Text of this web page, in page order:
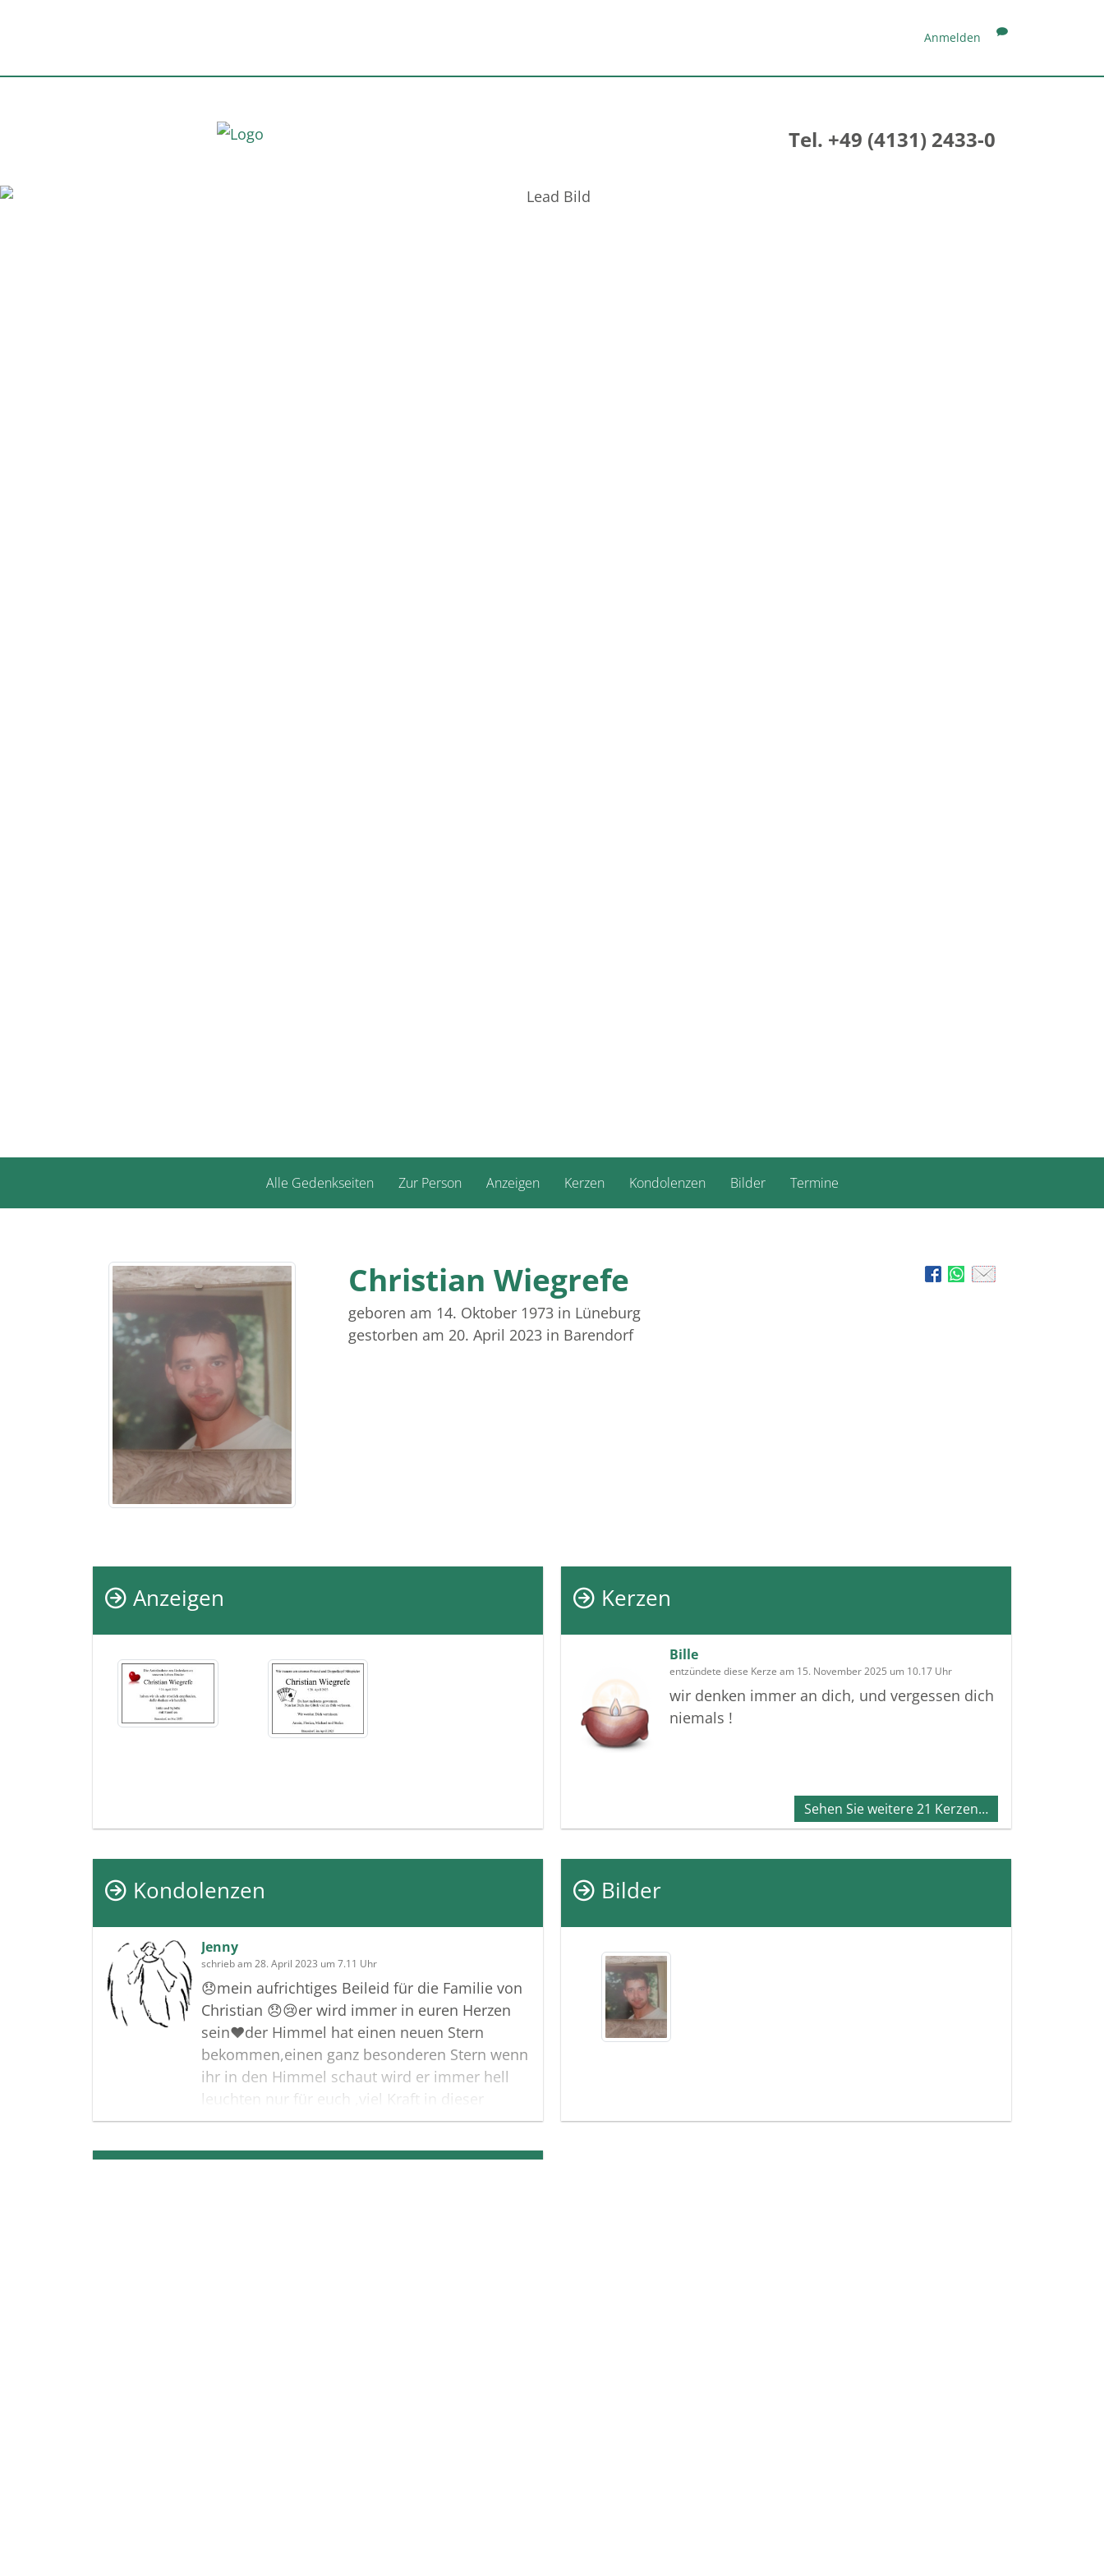
Anmelden
Tel. +49 (4131) 2433-0
Alle Gedenkseiten Zur Person Anzeigen Kerzen Kondolenzen Bilder Termine
Christian Wiegrefe
geboren am 14. Oktober 1973 in Lüneburg
gestorben am 20. April 2023 in Barendorf
Anzeigen Kerzen
Bille
entzündete diese Kerze am 15. November 2025 um 10.17 Uhr
wir denken immer an dich, und vergessen dich
niemals !
Sehen Sie weitere 21 Kerzen…
Kondolenzen
Jenny
schrieb am 28. April 2023 um 7.11 Uhr
😞mein aufrichtiges Beileid für die Familie von
Christian 😞😢er wird immer in euren Herzen
sein❤️der Himmel hat einen neuen Stern
bekommen,einen ganz besonderen Stern wenn
ihr in den Himmel schaut wird er immer hell
leuchten nur für euch ,viel Kraft in dieser
schweren Zeit es tut uns sehr leid 😞😢Jenny
Bilder